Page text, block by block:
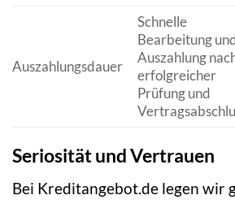
Auszahlungsdauer
Schnelle
Bearbeitung
Auszahlung
erfolgreicher
Prüfung und
Seriosität und Vertrauen
Bei Kreditangebot.de legen wir